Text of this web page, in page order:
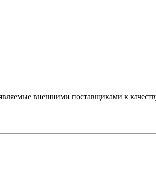
внешними поставщиками к